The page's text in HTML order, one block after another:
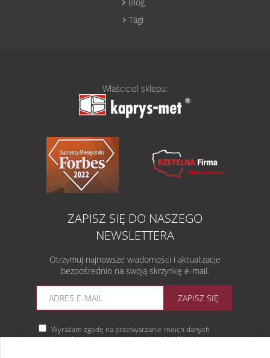
Tagi
Właściciel sklepu:
ZAPISZ SIĘ DO NASZEGO
NEWSLETTERA
Otrzymuj najnowsze wiadomości i aktualizacje
bezpośrednio na swoją skrzynkę e-mail.
ZAPISZ SIĘ
Wyrażam zgodę na przetwarzanie moich danych
osobowych w celu przystąpienia do usługi Newsletter.